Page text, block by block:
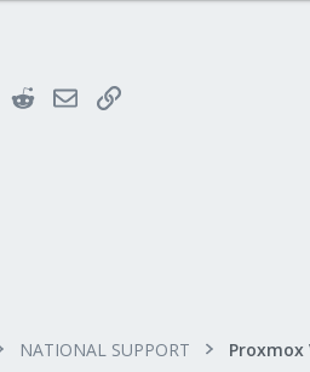
LinkedInRedditEmailLink
NATIONAL SUPPORT Proxmox